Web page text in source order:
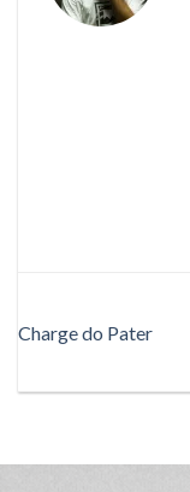
Charge do Pater